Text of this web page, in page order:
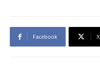
Facebook X